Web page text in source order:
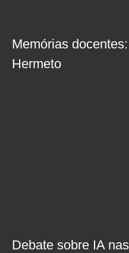
Memórias
Hermeto
Debate sobre IA